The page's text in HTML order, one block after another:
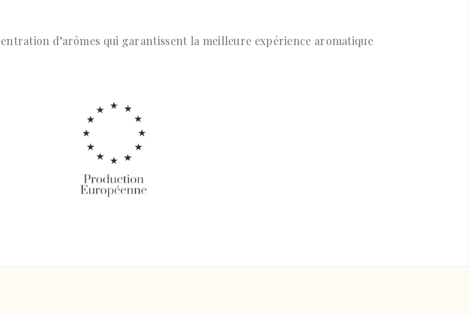
d’arômes qui garantissent la meilleure expérience aromatique